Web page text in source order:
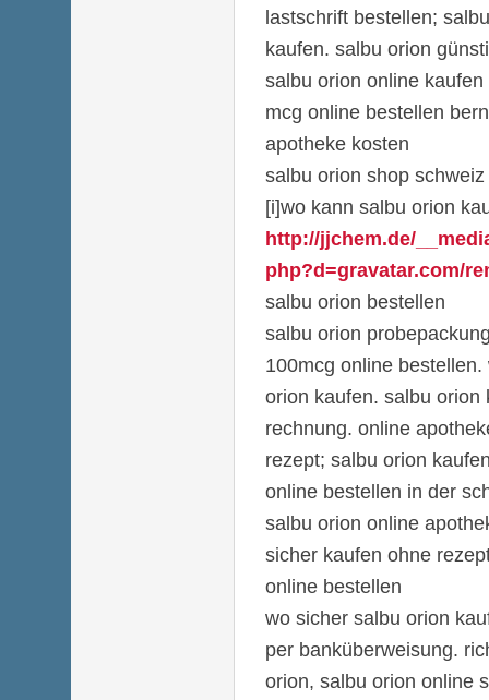
lastschrift bestellen;
kaufen. salbu orion
salbu orion online
mcg online bestellen
apotheke kosten
salbu orion shop schweiz
[i]wo kann salbu orion
http://jjchem.de/
php?d=gravatar.com/
salbu orion bestellen
salbu orion
100mcg online
orion kaufen. salbu orion
rechnung. online
rezept; salbu orion
online bestellen in der
salbu orion online
sicher kaufen ohne
online bestellen
wo sicher salbu orion
per banküberweisung.
orion, salbu orion online